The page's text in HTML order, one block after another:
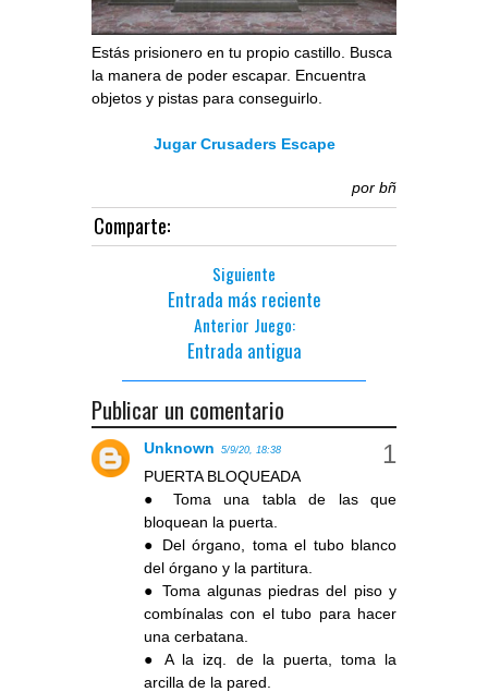
Estás prisionero en tu propio castillo. Busca
la manera de poder escapar. Encuentra
objetos y pistas para conseguirlo.
Jugar Crusaders Escape
por bñ
Comparte:
Siguiente
Entrada más reciente
Anterior Juego:
Entrada antigua
Publicar un comentario
Unknown 5/9/20, 18:38
PUERTA BLOQUEADA
● Toma una tabla de las que
bloquean la puerta.
● Del órgano, toma el tubo blanco
del órgano y la partitura.
● Toma algunas piedras del piso y
combínalas con el tubo para hacer
una cerbatana.
● A la izq. de la puerta, toma la
arcilla de la pared.